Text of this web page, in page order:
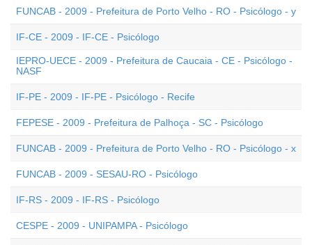
FUNCAB - 2009 - Prefeitura de Porto Velho - RO - Psicólogo - y
IF-CE - 2009 - IF-CE - Psicólogo
IEPRO-UECE - 2009 - Prefeitura de Caucaia - CE - Psicólogo -
NASF
IF-PE - 2009 - IF-PE - Psicólogo - Recife
FEPESE - 2009 - Prefeitura de Palhoça - SC - Psicólogo
FUNCAB - 2009 - Prefeitura de Porto Velho - RO - Psicólogo - x
FUNCAB - 2009 - SESAU-RO - Psicólogo
IF-RS - 2009 - IF-RS - Psicólogo
CESPE - 2009 - UNIPAMPA - Psicólogo